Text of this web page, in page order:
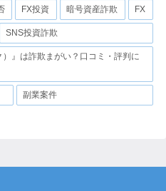
FX投資 暗号資産詐欺 FX
SNS投資詐欺
）』は詐欺まがい？口コミ・評判に
副業案件